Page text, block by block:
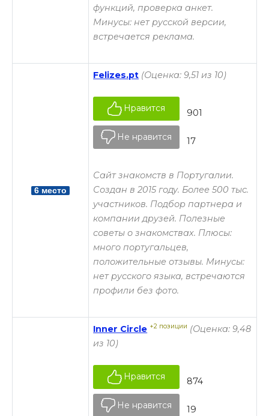
функций, проверка анкет.
Минусы: нет русской версии,
встречается реклама.
6 место
Felizes.pt (Оценка: 9,51 из 10)
Нравится 901
Не нравится 17
Сайт знакомств в Португалии.
Создан в 2015 году. Более 500 тыс.
участников. Подбор партнера и
компании друзей. Полезные
советы о знакомствах. Плюсы:
много португальцев,
положительные отзывы. Минусы:
нет русского языка, встречаются
профили без фото.
Inner Circle +2 позиции (Оценка: 9,48
из 10)
Нравится 874
Не нравится 19